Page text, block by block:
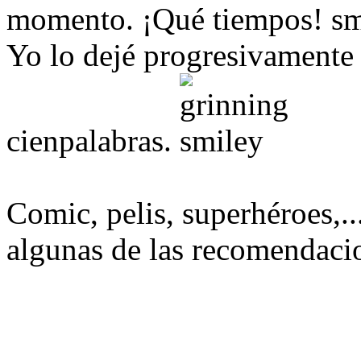
momento. ¡Qué tiempos!
Yo lo dejé
cienpalabras.
Comic, pelis,
algunas de las